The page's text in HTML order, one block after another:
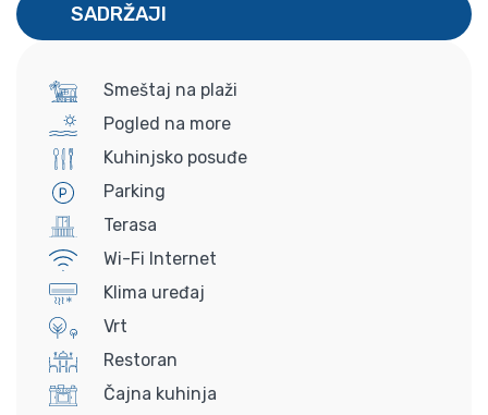
SADRŽAJI
Smeštaj na plaži
Pogled na more
Kuhinjsko posuđe
Parking
Terasa
Wi-Fi Internet
Klima uređaj
Vrt
Restoran
Čajna kuhinja